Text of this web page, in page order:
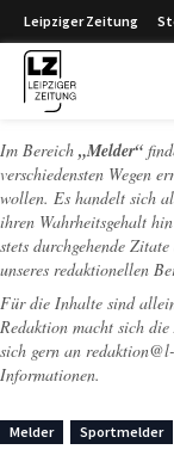
Leipziger Zeitung
Im Bereich „Melder“
verschiedensten Wegen
wollen. Es handelt sich
ihren Wahrheitsgehalt
stets durchgehende
unseres redaktionellen
Für die Inhalte sind
Redaktion macht sich die
sich gern an
Informationen.
Melder Sportmelder